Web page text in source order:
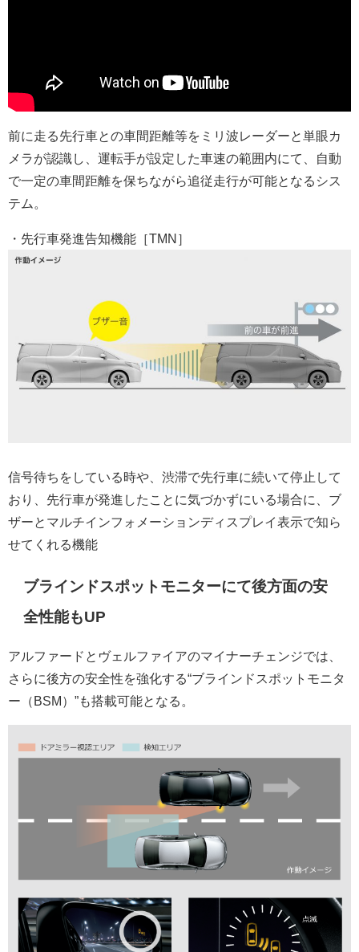
前に走る先行車との車間距離等をミリ波レーダーと単眼カ
メラが認識し、運転手が設定した車速の範囲内にて、自動
で一定の車間距離を保ちながら追従走行が可能となるシス
テム。
・先行車発進告知機能［TMN］
信号待ちをしている時や、渋滞で先行車に続いて停止して
おり、先行車が発進したことに気づかずにいる場合に、ブ
ザーとマルチインフォメーションディスプレイ表示で知ら
せてくれる機能
ブラインドスポットモニターにて後方面の安
全性能もUP
アルファードとヴェルファイアのマイナーチェンジでは、
さらに後方の安全性を強化する“ブラインドスポットモニタ
ー（BSM）”も搭載可能となる。